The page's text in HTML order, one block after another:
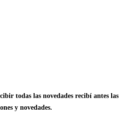
todas las novedades recibí antes las
y novedades.